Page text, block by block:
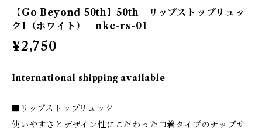
【Go Beyond 50th】50th リップストップリュッ
ク1（ホワイト） nkc-rs-01
¥2,750
International shipping available
■リップストップリュック
使いやすさとデザイン性にこだわった巾着タイプのナップサ